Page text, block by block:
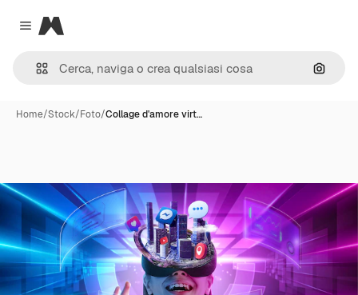
Close menu
Magnific
Cerca
Home/Stock/Foto/Collage d'amore virt…